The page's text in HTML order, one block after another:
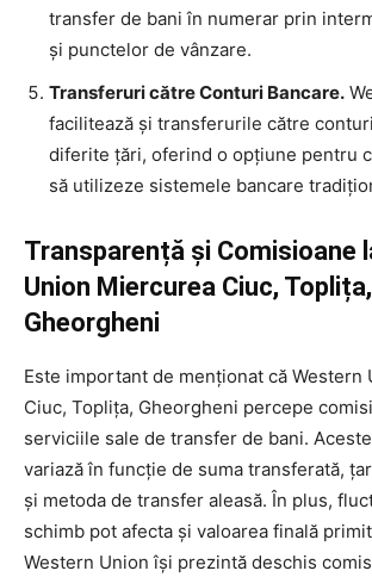
transfer de bani în numerar prin
și punctelor de vânzare.
Transferuri către Conturi Bancare.
facilitează și transferurile către
diferite țări, oferind o opțiune pentru
să utilizeze sistemele bancare
Transparență și Comisioane
Union Miercurea Ciuc, Toplița,
Gheorgheni
Este important de menționat că Western
Ciuc, Toplița, Gheorgheni percepe
serviciile sale de transfer de bani.
variază în funcție de suma transferată,
și metoda de transfer aleasă. În plus,
schimb pot afecta și valoarea finală
Western Union își prezintă deschis